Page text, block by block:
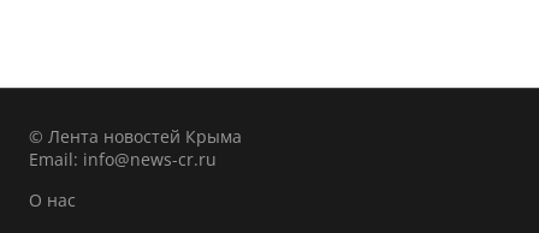
© Лента новостей Крыма
Email: info@news-cr.ru
О нас